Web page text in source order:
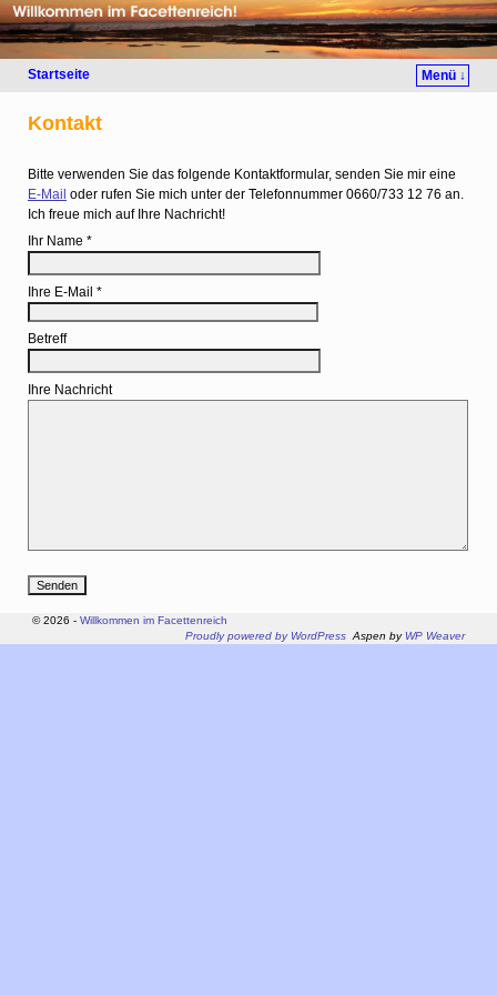
Startseite Menü ↓
Kontakt
Bitte verwenden Sie das folgende Kontaktformular, senden Sie mir eine
E-Mail oder rufen Sie mich unter der Telefonnummer 0660/733 12 76 an.
Ich freue mich auf Ihre Nachricht!
Ihr Name *
Ihre E-Mail *
Betreff
Ihre Nachricht
© 2026 - Willkommen im Facettenreich
Proudly powered by WordPress Aspen by WP Weaver